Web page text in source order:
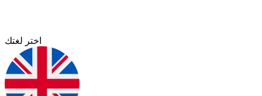
اختر لغتك